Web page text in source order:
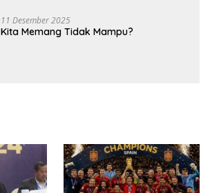
11 Desember 2025
Kita Memang Tidak Mampu?